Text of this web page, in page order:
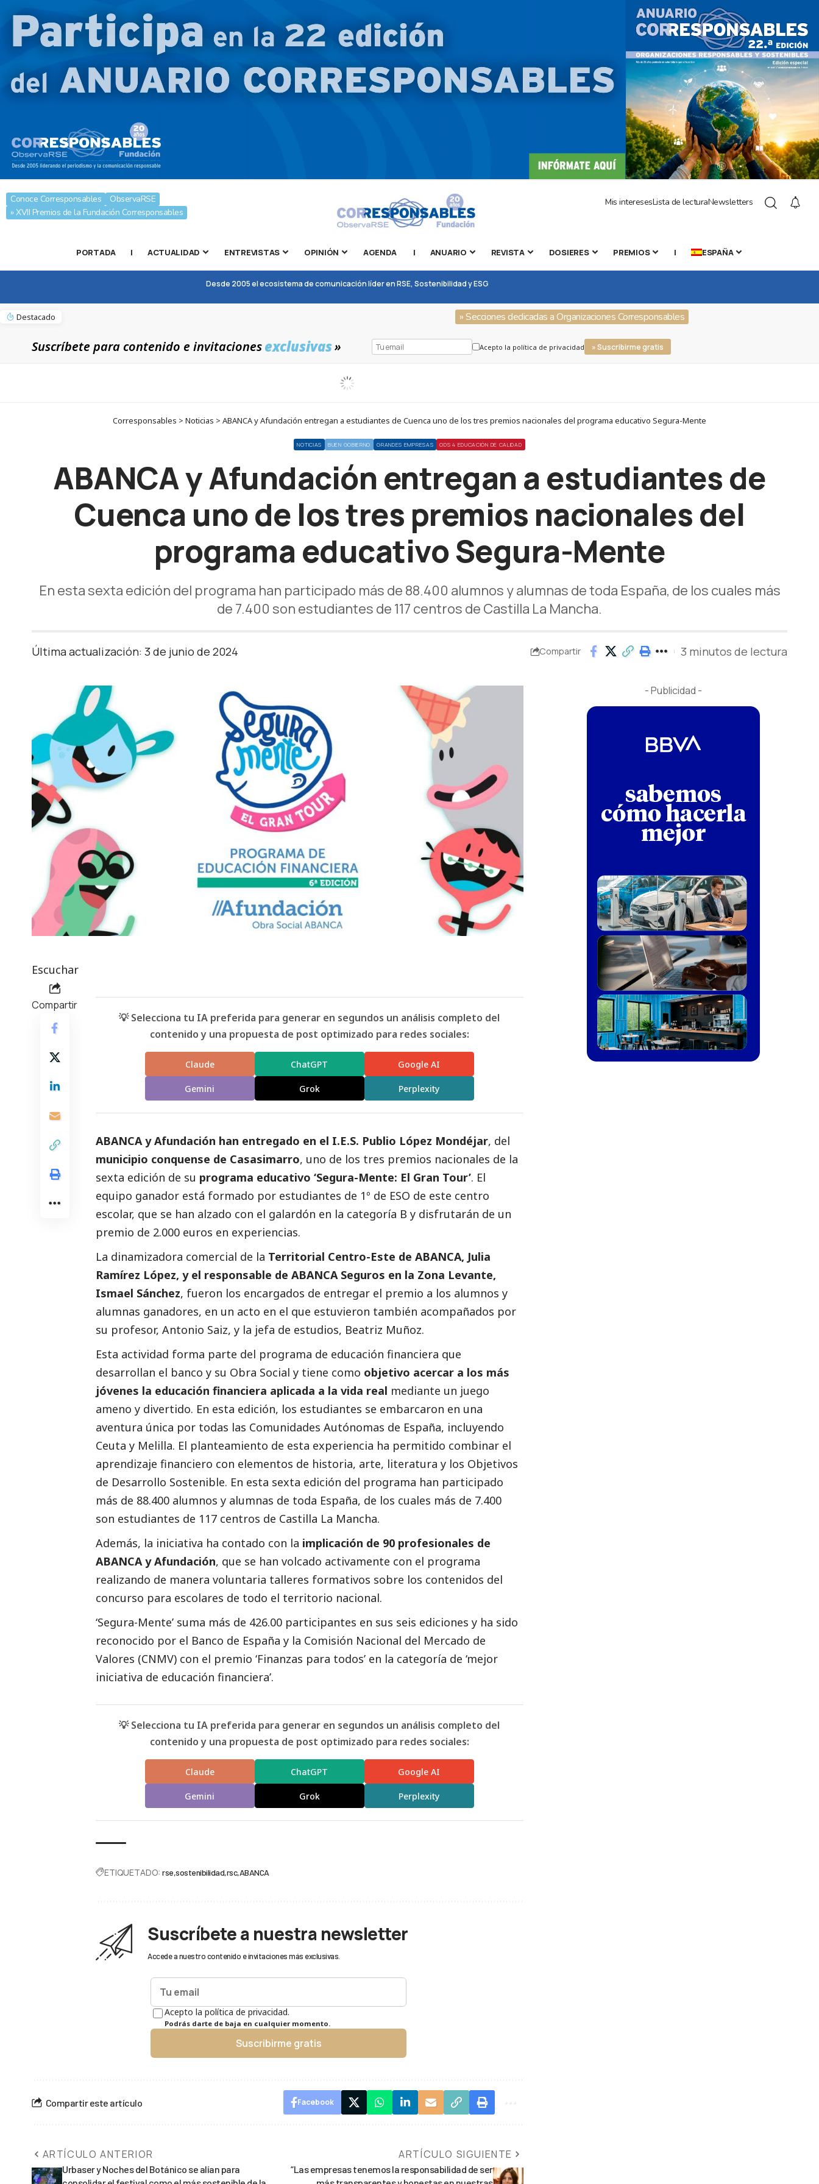
Conoce Corresponsables
ObservaRSE
» XVII Premios de la Fundación Corresponsables
Mis interesesLista de lecturaNewsletters
PORTADA | ACTUALIDAD ENTREVISTAS OPINIÓN AGENDA | ANUARIO REVISTA DOSIERES PREMIOS | ESPAÑA
Desde 2005 el ecosistema de comunicación líder en RSE, Sostenibilidad y ESG
Destacado » Secciones dedicadas a Organizaciones Corresponsables
Suscríbete para contenido e invitacionesexclusivas» Acepto la política de privacidad » Suscribirme gratis
Corresponsables > Noticias > ABANCA y Afundación entregan a estudiantes de Cuenca uno de los tres premios nacionales del programa educativo Segura-Mente
NOTICIAS BUEN GOBIERNO GRANDES EMPRESAS ODS 4 EDUCACIÓN DE CALIDAD
ABANCA y Afundación entregan a estudiantes de
Cuenca uno de los tres premios nacionales del
programa educativo Segura-Mente
En esta sexta edición del programa han participado más de 88.400 alumnos y alumnas de toda España, de los cuales más
de 7.400 son estudiantes de 117 centros de Castilla La Mancha.
Última actualización: 3 de junio de 2024 Compartir 3 minutos de lectura
Escuchar
Compartir
💡 Selecciona tu IA preferida para generar en segundos un análisis completo del
contenido y una propuesta de post optimizado para redes sociales:
Claude ChatGPT Google AI
Gemini Grok Perplexity
ABANCA y Afundación han entregado en el I.E.S. Publio López Mondéjar, del
municipio conquense de Casasimarro, uno de los tres premios nacionales de la
sexta edición de su programa educativo ‘Segura-Mente: El Gran Tour’. El
equipo ganador está formado por estudiantes de 1º de ESO de este centro
escolar, que se han alzado con el galardón en la categoría B y disfrutarán de un
premio de 2.000 euros en experiencias.
La dinamizadora comercial de la Territorial Centro-Este de ABANCA, Julia
Ramírez López, y el responsable de ABANCA Seguros en la Zona Levante,
Ismael Sánchez, fueron los encargados de entregar el premio a los alumnos y
alumnas ganadores, en un acto en el que estuvieron también acompañados por
su profesor, Antonio Saiz, y la jefa de estudios, Beatriz Muñoz.
Esta actividad forma parte del programa de educación financiera que
desarrollan el banco y su Obra Social y tiene como objetivo acercar a los más
jóvenes la educación financiera aplicada a la vida real mediante un juego
ameno y divertido. En esta edición, los estudiantes se embarcaron en una
aventura única por todas las Comunidades Autónomas de España, incluyendo
Ceuta y Melilla. El planteamiento de esta experiencia ha permitido combinar el
aprendizaje financiero con elementos de historia, arte, literatura y los Objetivos
de Desarrollo Sostenible. En esta sexta edición del programa han participado
más de 88.400 alumnos y alumnas de toda España, de los cuales más de 7.400
son estudiantes de 117 centros de Castilla La Mancha.
Además, la iniciativa ha contado con la implicación de 90 profesionales de
ABANCA y Afundación, que se han volcado activamente con el programa
realizando de manera voluntaria talleres formativos sobre los contenidos del
concurso para escolares de todo el territorio nacional.
‘Segura-Mente’ suma más de 426.00 participantes en sus seis ediciones y ha sido
reconocido por el Banco de España y la Comisión Nacional del Mercado de
Valores (CNMV) con el premio ‘Finanzas para todos’ en la categoría de ‘mejor
iniciativa de educación financiera’.
💡 Selecciona tu IA preferida para generar en segundos un análisis completo del
contenido y una propuesta de post optimizado para redes sociales:
Claude ChatGPT Google AI
Gemini Grok Perplexity
ETIQUETADO: rse sostenibilidad rsc ABANCA
Suscríbete a nuestra newsletter
Accede a nuestro contenido e invitaciones más exclusivas.
Acepto la política de privacidad.
Podrás darte de baja en cualquier momento.
Suscribirme gratis
Compartir este artículo Facebook
ARTÍCULO ANTERIOR
Urbaser y Noches del Botánico se alían para
ARTÍCULO SIGUIENTE
“Las empresas tenemos la responsabilidad de ser
- Publicidad -